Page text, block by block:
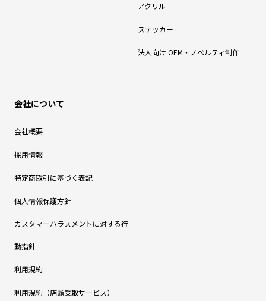
アクリル
ステッカー
法人向け OEM・ノベルティ制作
会社について
会社概要
採用情報
特定商取引に基づく表記
個人情報保護方針
カスタマーハラスメントに対する行
動指針
利用規約
利用規約（店頭受取サービス）